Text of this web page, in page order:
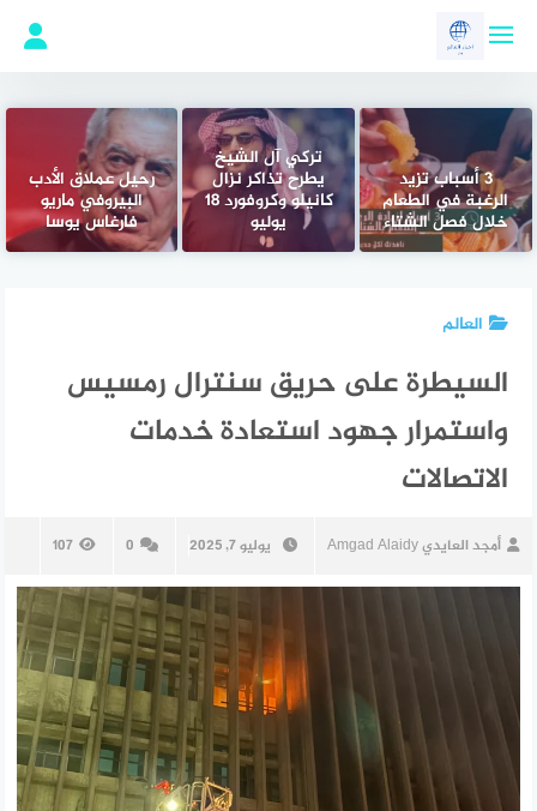
3 أسباب تزيد
الرغبة في الطعام
خلال فصل الشتاء
تركي آل الشيخ
يطرح تذاكر نزال
كانيلو وكروفورد 18
يوليو
رحيل عملاق الأدب
البيروفي ماريو
فارغاس يوسا
العالم
السيطرة على حريق سنترال رمسيس
واستمرار جهود استعادة خدمات
الاتصالات
أمجد العايدي Amgad Alaidy يوليو 7, 2025 0
107